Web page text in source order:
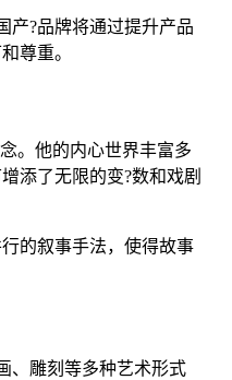
产?品牌将通过提升产品
尊重。
。他的内心世界丰富多
添了无限的变?数和戏剧
的叙事手法，使得故事
、雕刻等多种艺术形式